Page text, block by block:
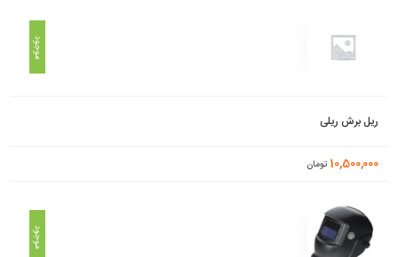
موجود
ریل برش ریلی
10,500,000 تومان
موجود